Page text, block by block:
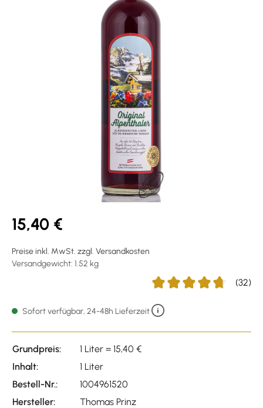
15,40 €
Preise inkl. MwSt. zzgl. Versandkosten
Versandgewicht: 1.52 kg
(32)
Sofort verfügbar, 24-48h Lieferzeit
Grundpreis:
1 Liter = 15,40 €
Inhalt:
1 Liter
Bestell-Nr.:
1004961520
Hersteller:
Thomas Prinz